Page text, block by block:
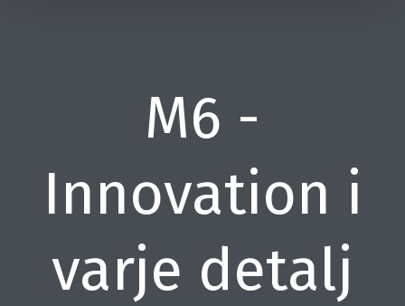
M6 -
Innovation i
varje detalj